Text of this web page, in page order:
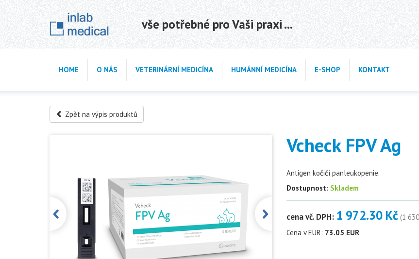
vše potřebné pro Vaši praxi ...
HOME O NÁS VETERINÁRNÍ MEDICÍNA HUMÁNNÍ MEDICÍNA E-SHOP KONTAKT
Zpět na výpis produktů
Vcheck FPV Ag
Antigen kočičí panleukopenie.
Dostupnost: Skladem
cena vč. DPH: 1 972.30 Kč (1
Cena v EUR: 73.05 EUR